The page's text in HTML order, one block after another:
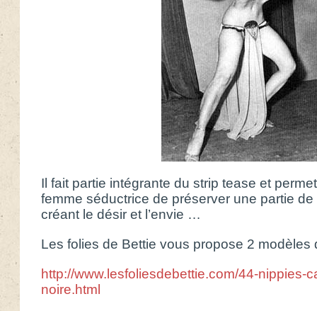
Il fait partie intégrante du strip tease et
femme séductrice de préserver une partie
créant le désir et l’envie …
Les folies de Bettie vous propose 2 modèles
http://www.lesfoliesdebettie.com/44-nippies-
noire.html